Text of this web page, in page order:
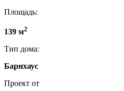
Площадь:
139 м2
Тип дома:
Барнхаус
Проект от